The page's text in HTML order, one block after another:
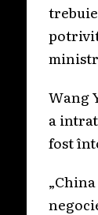
Wang
a
fost